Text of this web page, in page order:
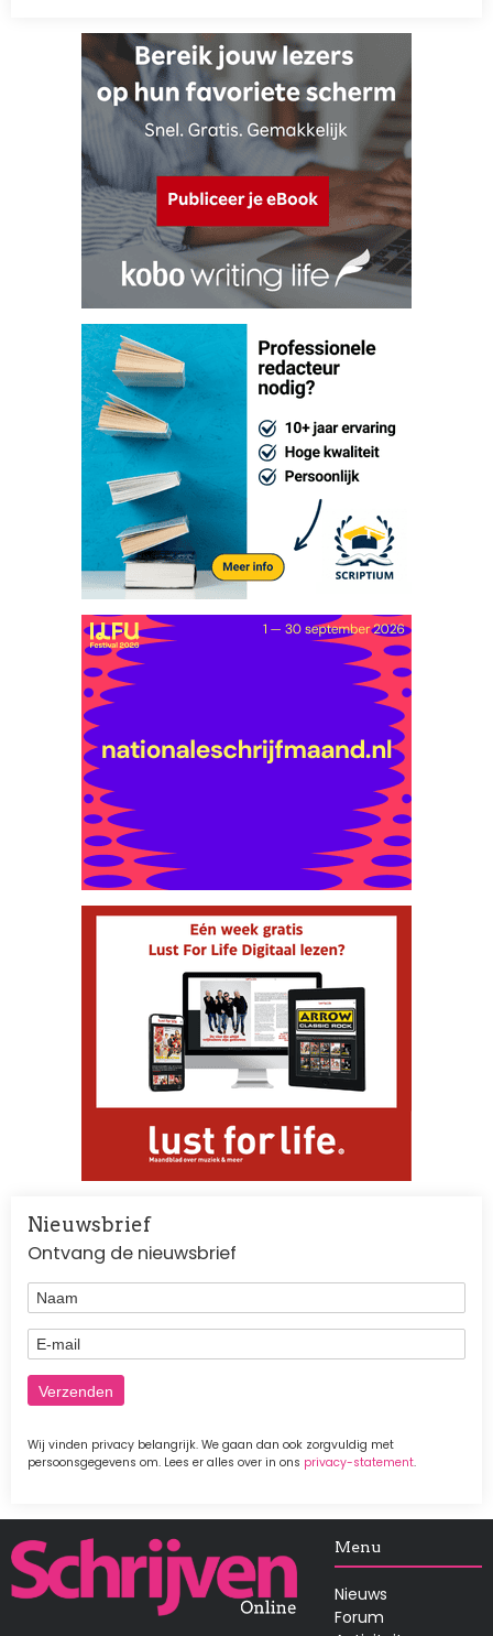
Nieuwsbrief
Ontvang de nieuwsbrief
Naam
E-mail
Wij vinden privacy belangrijk. We gaan dan ook zorgvuldig met
persoonsgegevens om. Lees er alles over in ons privacy-statement.
Afbeelding Menu
Nieuws
Forum